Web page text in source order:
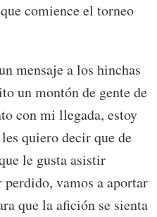
comience el torneo
mensaje a los hinchas
un montón de gente de
con mi llegada, estoy
quiero decir que de
le gusta asistir
perdido, vamos a aportar
que la afición se sienta